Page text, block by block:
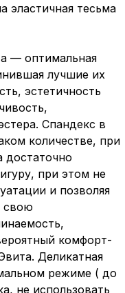
эластичная тесьма
— оптимальная
лучшие их
эстетичность
Спандекс в
количестве, при
достаточно
при этом не
и позволяя
свою
комфорт-
Деликатная
режиме ( до
не использовать